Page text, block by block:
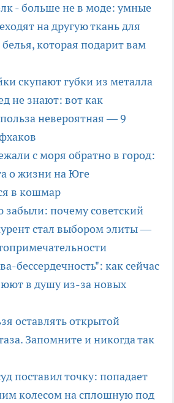
- больше не в моде: умные
на другую ткань для
которая подарит вам
скупают губки из металла
не знают: вот как
невероятная — 9
с моря обратно в город:
о жизни на Юге
в кошмар
почему советский
стал выбором элиты —
бессердечность": как сейчас
в душу из-за новых
оставлять открытой
Запомните и никогда так
поставил точку: попадает
колесом на сплошную под